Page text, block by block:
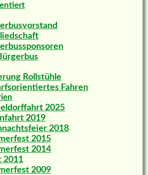
Rollstühle
Fahren
2025
2019
2018
2015
2014
2011
2009